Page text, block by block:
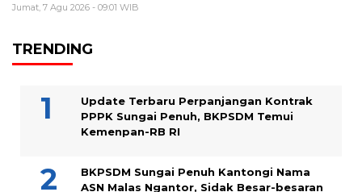
Jumat, 7 Agu 2026 - 09:01 WIB
TRENDING
Update Terbaru Perpanjangan Kontrak
PPPK Sungai Penuh, BKPSDM Temui
Kemenpan-RB RI
BKPSDM Sungai Penuh Kantongi Nama
ASN Malas Ngantor, Sidak Besar-besaran